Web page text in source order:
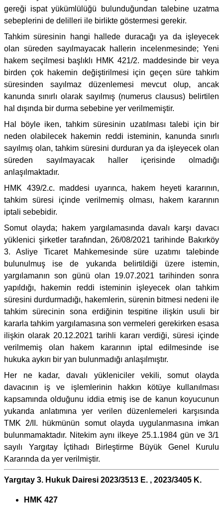
gereği ispat yükümlülüğü bulunduğundan talebine uzatma
sebeplerini de delilleri ile birlikte göstermesi gerekir.
Tahkim süresinin hangi hallede duracağı ya da işleyecek
olan süreden sayılmayacak hallerin incelenmesinde; Yeni
hakem seçilmesi başlıklı HMK 421/2. maddesinde bir veya
birden çok hakemin değiştirilmesi için geçen süre tahkim
süresinden sayılmaz düzenlemesi mevcut olup, ancak
kanunda sınırlı olarak sayılmış (numerus clausus) belirtilen
hal dışında bir durma sebebine yer verilmemiştir.
Hal böyle iken, tahkim süresinin uzatılması talebi için bir
neden olabilecek hakemin reddi isteminin, kanunda sınırlı
sayılmış olan, tahkim süresini durduran ya da işleyecek olan
süreden sayılmayacak haller içerisinde olmadığı
anlaşılmaktadır.
HMK 439/2.c. maddesi uyarınca, hakem heyeti kararının,
tahkim süresi içinde verilmemiş olması, hakem kararının
iptali sebebidir.
Somut olayda; hakem yargılamasında davalı karşı davacı
yüklenici şirketler tarafından, 26/08/2021 tarihinde Bakırköy
3. Asliye Ticaret Mahkemesinde süre uzatımı talebinde
bulunulmuş ise de yukarıda belirtildiği üzere istemin,
yargılamanın son günü olan 19.07.2021 tarihinden sonra
yapıldığı, hakemin reddi isteminin işleyecek olan tahkim
süresini durdurmadığı, hakemlerin, sürenin bitmesi nedeni ile
tahkim sürecinin sona erdiğinin tespitine ilişkin usuli bir
kararla tahkim yargılamasına son vermeleri gerekirken esasa
ilişkin olarak 20.12.2021 tarihli kararı verdiği, süresi içinde
verilmemiş olan hakem kararının iptal edilmesinde ise
hukuka aykırı bir yan bulunmadığı anlaşılmıştır.
Her ne kadar, davalı yükleniciler vekili, somut olayda
davacının iş ve işlemlerinin hakkın kötüye kullanılması
kapsamında olduğunu iddia etmiş ise de kanun koyucunun
yukarıda anlatımına yer verilen düzenlemeleri karşısında
TMK 2/II. hükmünün somut olayda uygulanmasına imkan
bulunmamaktadır. Nitekim aynı ilkeye 25.1.1984 gün ve 3/1
sayılı Yargıtay İçtihadı Birleştirme Büyük Genel Kurulu
Kararında da yer verilmiştir.
Yargıtay 3. Hukuk Dairesi 2023/3513 E. , 2023/3405 K.
HMK 427